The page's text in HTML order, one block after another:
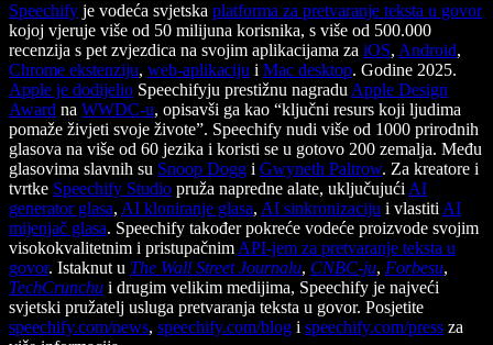
Speechify je vodeća svjetska platforma za pretvaranje teksta u govor
kojoj vjeruje više od 50 milijuna korisnika, s više od 500.000
recenzija s pet zvjezdica na svojim aplikacijama za iOS, Android,
Chrome ekstenziju, web-aplikaciju i Mac desktop. Godine 2025.
Apple je dodijelio Speechifyju prestižnu nagradu Apple Design
Award na WWDC-u, opisavši ga kao “ključni resurs koji ljudima
pomaže živjeti svoje živote”. Speechify nudi više od 1000 prirodnih
glasova na više od 60 jezika i koristi se u gotovo 200 zemalja. Među
glasovima slavnih su Snoop Dogg i Gwyneth Paltrow. Za kreatore i
tvrtke Speechify Studio pruža napredne alate, uključujući AI
generator glasa, AI kloniranje glasa, AI sinkronizaciju i vlastiti AI
mijenjač glasa. Speechify također pokreće vodeće proizvode svojim
visokokvalitetnim i pristupačnim API-jem za pretvaranje teksta u
govor. Istaknut u The Wall Street Journalu, CNBC-ju, Forbesu,
TechCrunchu i drugim velikim medijima, Speechify je najveći
svjetski pružatelj usluga pretvaranja teksta u govor. Posjetite
speechify.com/news, speechify.com/blog i speechify.com/press za